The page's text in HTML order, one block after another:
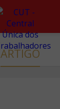
ARTIGO